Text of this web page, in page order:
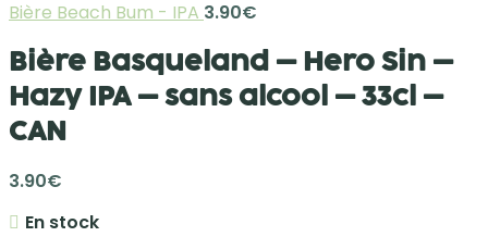
Bière Beach Bum - IPA 3.90€
Bière Basqueland – Hero Sin –
Hazy IPA – sans alcool – 33cl –
CAN
3.90€
En stock